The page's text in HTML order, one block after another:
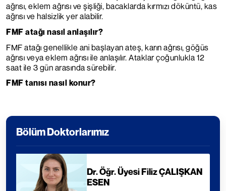
ağrısı, eklem ağrısı ve şişliği, bacaklarda kırmızı döküntü, kas
ağrısı ve halsizlik yer alabilir.
FMF atağı nasıl anlaşılır?
FMF atağı genellikle ani başlayan ateş, karın ağrısı, göğüs
ağrısı veya eklem ağrısı ile anlaşılır. Ataklar çoğunlukla 12
saat ile 3 gün arasında sürebilir.
FMF tanısı nasıl konur?
Bölüm Doktorlarımız
Dr. Öğr. Üyesi Filiz ÇALIŞKAN
ESEN